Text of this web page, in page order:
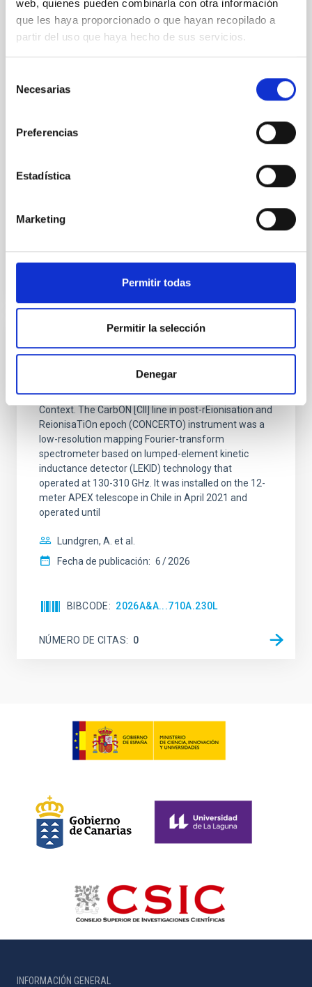
web, quienes pueden combinarla con otra información
que les haya proporcionado o que hayan recopilado a
partir del uso que haya hecho de sus servicios.
Necesarias
Preferencias
Estadística
Marketing
Permitir todas
Permitir la selección
Denegar
Joining forces: 30 years of optical
monitoring of the Einstein Cross
We present extended optical monitoring of the
2237+0305, the Einstein Cross, including
technique. This technique uses a region far enough
BIBCODE 2026A&A...710A..70S
NÚMERO DE CITAS 0
CONCERTO: Forward modelling of
interferograms for calibration
Context. The CarbON [CII] line in post-rEionisation and
ReionisaTiOn epoch (CONCERTO) instrument was a
low-resolution mapping Fourier-transform
spectrometer based on lumped-element kinetic
inductance detector (LEKID) technology that
operated at 130-310 GHz. It was installed on the 12-
meter APEX telescope in Chile in April 2021 and
operated until
Lundgren, A. et al.
Fecha de publicación: 6 2026
BIBCODE 2026A&A...710A.230L
NÚMERO DE CITAS 0
INFORMACIÓN GENERAL